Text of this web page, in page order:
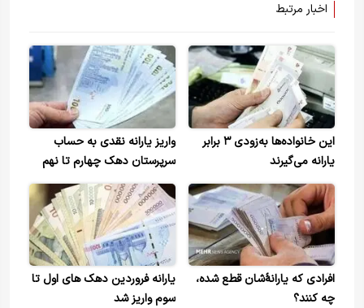
اخبار مرتبط
این خانواده‌ها به‌زودی ۳ برابر
یارانه می‌گیرند
واریز یارانه نقدی به حساب
سرپرستان دهک چهارم تا نهم
‌افرادی که یارانۀشان قطع شده،
چه کنند؟
یارانه فروردین دهک های اول تا
سوم واریز شد